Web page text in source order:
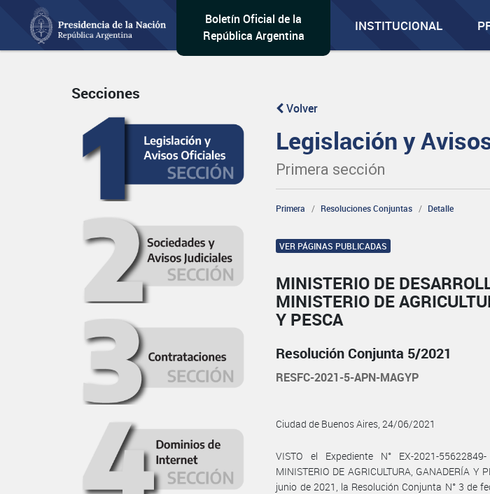
Boletín Oficial de la
República Argentina
INSTITUCIONAL
Secciones
Volver
Legislación y
Primera sección
Primera Resoluciones Conjuntas Detalle
VER PÁGINAS PUBLICADAS
MINISTERIO DE
MINISTERIO DE
Y PESCA
Resolución Conjunta 5/2021
RESFC-2021-5-APN-MAGYP
Ciudad de Buenos Aires, 24/06/2021
VISTO el Expediente N° EX-2021-
MINISTERIO DE AGRICULTURA, GANADERÍA
junio de 2021, la Resolución Conjunta N° 3 de